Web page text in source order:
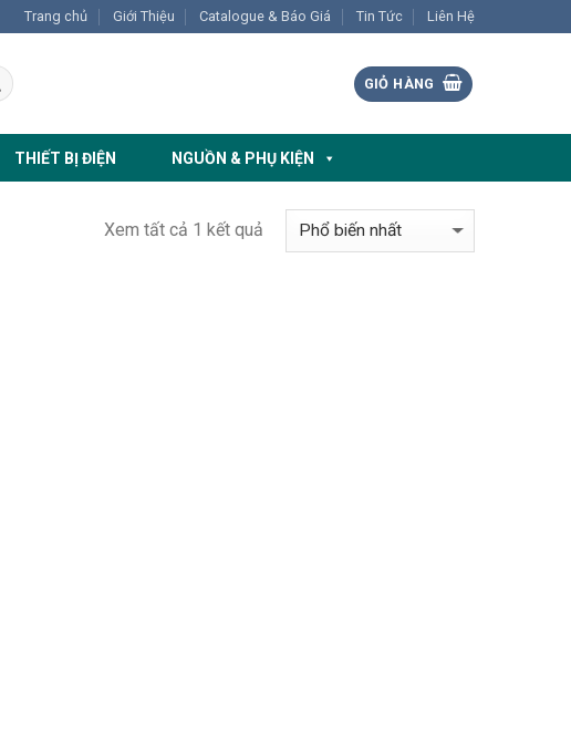
Trang chủ Giới Thiệu Catalogue & Báo Giá Tin Tức Liên Hệ
GIỎ HÀNG
THIẾT BỊ ĐIỆN NGUỒN & PHỤ KIỆN
Xem tất cả 1 kết quả